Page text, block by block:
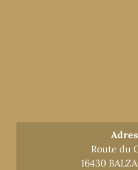
Route du
16430